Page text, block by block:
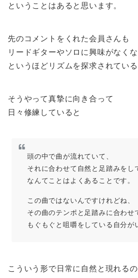
ということはあると思います。
先のコメントをくれた会員さんも
リードギターやソロに興味がなく
というほどリズムを探求されている
そうやって真摯に向き合って
日々修練していると
頭の中で曲が流れていて、
それに合わせて自然と足踏みをし
なんてことはよくあることです。
この曲ではないんですけれどね、
その曲のテンポと足踏みに合わせ
もぐもぐと咀嚼をしている自分が
こういう形で日常に自然と現れるの